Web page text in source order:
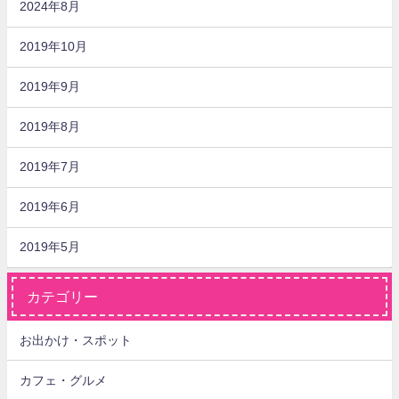
2024年8月
2019年10月
2019年9月
2019年8月
2019年7月
2019年6月
2019年5月
カテゴリー
お出かけ・スポット
カフェ・グルメ